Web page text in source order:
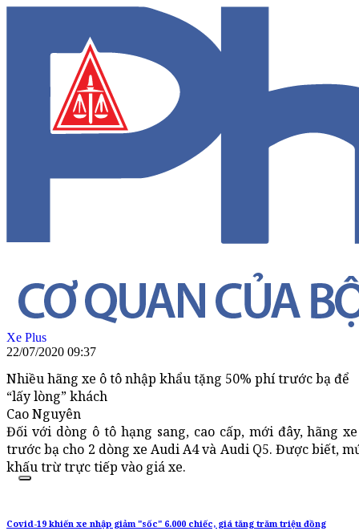
Xe Plus
22/07/2020 09:37
Nhiều hãng xe ô tô nhập khẩu tặng 50% phí trước bạ để
“lấy lòng” khách
Cao Nguyên
Đối với dòng ô tô hạng sang, cao cấp, mới đây, hãng
trước bạ cho 2 dòng xe Audi A4 và Audi Q5. Được biết,
khấu trừ trực tiếp vào giá xe.
Covid-19 khiến xe nhập giảm "sốc" 6.000 chiếc, giá tăng trăm triệu đồng